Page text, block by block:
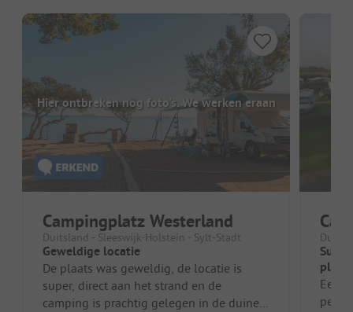
Hier ontbreken nog foto's. We werken eraan
Campingplatz Westerland
Duitsland - Sleeswijk-Holstein - Sylt-Stadt
Geweldige locatie
De plaats was geweldig, de locatie is
super, direct aan het strand en de
camping is prachtig gelegen in de duinen.
Een